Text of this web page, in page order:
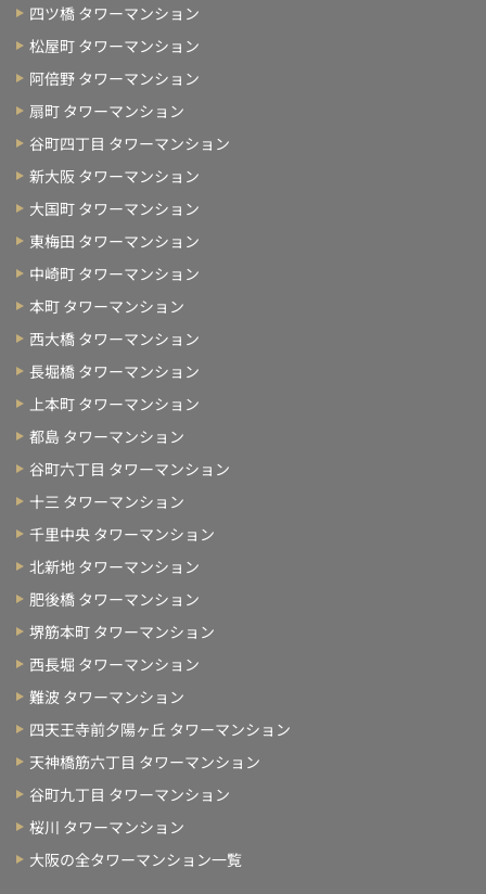
四ツ橋 タワーマンション
松屋町 タワーマンション
阿倍野 タワーマンション
扇町 タワーマンション
谷町四丁目 タワーマンション
新大阪 タワーマンション
大国町 タワーマンション
東梅田 タワーマンション
中崎町 タワーマンション
本町 タワーマンション
西大橋 タワーマンション
長堀橋 タワーマンション
上本町 タワーマンション
都島 タワーマンション
谷町六丁目 タワーマンション
十三 タワーマンション
千里中央 タワーマンション
北新地 タワーマンション
肥後橋 タワーマンション
堺筋本町 タワーマンション
西長堀 タワーマンション
難波 タワーマンション
四天王寺前夕陽ヶ丘 タワーマンション
天神橋筋六丁目 タワーマンション
谷町九丁目 タワーマンション
桜川 タワーマンション
大阪の全タワーマンション一覧